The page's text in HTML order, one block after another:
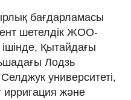
бағдарламасы
шетелдік ЖОО-
Қытайдағы
Лодзь
университеті,
ирригация және